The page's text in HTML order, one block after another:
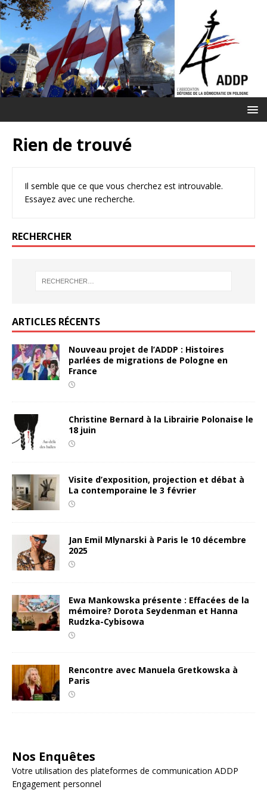
Rien de trouvé
Il semble que ce que vous cherchez est introuvable.
Essayez avec une recherche.
RECHERCHER
ARTICLES RÉCENTS
Nouveau projet de l’ADDP : Histoires
parlées de migrations de Pologne en
France
Christine Bernard à la Librairie Polonaise le
18 juin
Visite d’exposition, projection et débat à
La contemporaine le 3 février
Jan Emil Mlynarski à Paris le 10 décembre
2025
Ewa Mankowska présente : Effacées de la
mémoire? Dorota Seydenman et Hanna
Rudzka-Cybisowa
Rencontre avec Manuela Gretkowska à
Paris
Nos Enquêtes
Votre utilisation des plateformes de communication ADDP
Engagement personnel